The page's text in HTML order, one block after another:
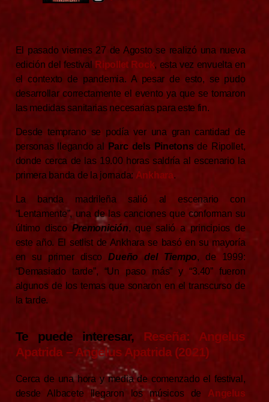
El pasado viernes 27 de Agosto se realizó una nueva
edición del festival
Ripollet Rock, esta vez envuelta en
el contexto de pandemia. A pesar de esto, se pudo
desarrollar correctamente el evento ya que se tomaron
las medidas sanitarias necesarias para este fin.
Desde temprano se podía ver una gran cantidad de
personas llegando al
Parc dels Pinetons de Ripollet,
donde cerca de las 19.00 horas saldría al escenario la
primera banda de la jornada: Ankhara.
La banda madrileña salió al escenario con
“Lentamente”, una de las canciones que conforman su
último disco Premonición, que salió a principios de
este año. El setlist de Ankhara se basó en su mayoría
en su primer discoDueño del Tiempo, de 1999:
“Demasiado tarde”, “Un paso más” y “3.40” fueron
algunos de los temas que sonaron en el transcurso de
la tarde.
Te puede interesar, Reseña: Angelus
Apatrida – Angelus Apatrida (2021)
Cerca de una hora y media de comenzado el festival,
desde Albacete llegaron los músicos de Angelus